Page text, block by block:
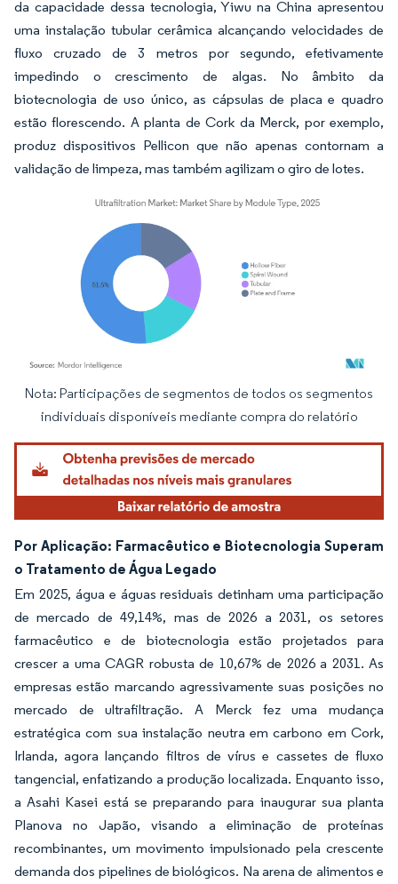
da capacidade dessa tecnologia, Yiwu na China apresentou
uma instalação tubular cerâmica alcançando velocidades de
fluxo cruzado de 3 metros por segundo, efetivamente
impedindo o crescimento de algas. No âmbito da
biotecnologia de uso único, as cápsulas de placa e quadro
estão florescendo. A planta de Cork da Merck, por exemplo,
produz dispositivos Pellicon que não apenas contornam a
validação de limpeza, mas também agilizam o giro de lotes.
Imagem © Mordor Intelligence. O reuso requer atribuição conforme CC BY 4.0.
Nota: Participações de segmentos de todos os segmentos
individuais disponíveis mediante compra do relatório
Por Aplicação: Farmacêutico e Biotecnologia Superam
o Tratamento de Água Legado
Em 2025, água e águas residuais detinham uma participação
de mercado de 49,14%, mas de 2026 a 2031, os setores
farmacêutico e de biotecnologia estão projetados para
crescer a uma CAGR robusta de 10,67% de 2026 a 2031. As
empresas estão marcando agressivamente suas posições no
mercado de ultrafiltração. A Merck fez uma mudança
estratégica com sua instalação neutra em carbono em Cork,
Irlanda, agora lançando filtros de vírus e cassetes de fluxo
tangencial, enfatizando a produção localizada. Enquanto isso,
a Asahi Kasei está se preparando para inaugurar sua planta
Planova no Japão, visando a eliminação de proteínas
recombinantes, um movimento impulsionado pela crescente
demanda dos pipelines de biológicos. Na arena de alimentos e